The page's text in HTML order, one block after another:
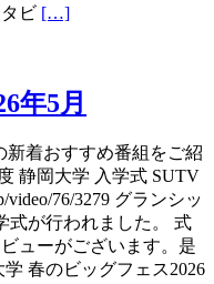
ビ […]
年5月
着おすすめ番組をご紹
静岡大学 入学式 SUTV
video/76/3279 グランシッ
式が行われました。 式
ューがございます。是
春のビッグフェス2026